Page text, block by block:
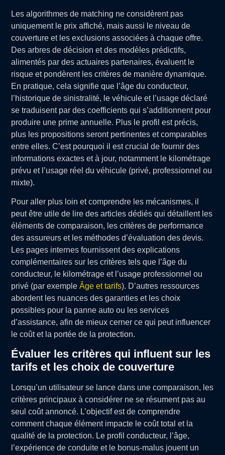
Les algorithmes de matching ne considèrent pas
uniquement le prix affiché, mais aussi le niveau de
couverture et les exclusions associées à chaque offre.
Des arbres de décision et des modèles prédictifs,
alimentés par des actuaires partenaires, évaluent le
risque et pondèrent les critères de manière dynamique.
En pratique, cela signifie que l’âge du conducteur,
l’historique de sinistralité, le véhicule et l’usage déclaré
se traduisent par des coefficients qui s’additionnent pour
produire une prime annuelle. Plus le profil est précis,
plus les propositions seront pertinentes et comparables
entre elles. C’est pourquoi il est crucial de fournir des
informations exactes et à jour, notamment le kilométrage
prévu et l’usage réel du véhicule (privé, professionnel ou
mixte).
Pour aller plus loin et comprendre les mécanismes, il
peut être utile de lire des articles dédiés qui détaillent les
éléments de comparaison, les critères de performance
des assureurs et les méthodes d’évaluation des devis.
Les pages internes fournissent des explications
complémentaires sur les critères tels que l’âge du
conducteur, le kilométrage et l’usage professionnel ou
privé (par exempleÂge et tarifs). D’autres ressources
abordent les nuances des garanties et les choix
possibles pour la panne auto ou les services
d’assistance, afin de mieux cerner ce qui peut influencer
le coût et la portée de la protection.
Évaluer les critères qui influent sur les
tarifs et les choix de couverture
Lorsqu’un utilisateur se lance dans une comparaison, les
critères principaux à considérer ne se résument pas au
seul coût annoncé. L’objectif est de comprendre
comment chaque élément impacte le coût total et la
qualité de la protection. Le profil conducteur, l’âge,
l’expérience de conduite et le bonus-malus jouent un